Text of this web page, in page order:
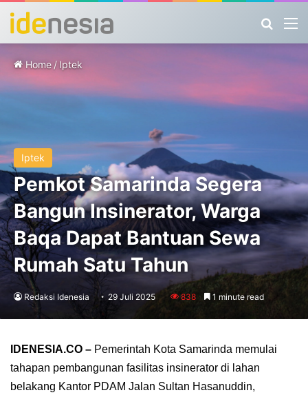
Home / Iptek
Iptek
Pemkot Samarinda Segera
Bangun Insinerator, Warga
Baqa Dapat Bantuan Sewa
Rumah Satu Tahun
Redaksi Idenesia 29 Juli 2025 838 1 minute read
IDENESIA.CO – Pemerintah Kota Samarinda memulai
tahapan pembangunan fasilitas insinerator di lahan
belakang Kantor PDAM Jalan Sultan Hasanuddin,